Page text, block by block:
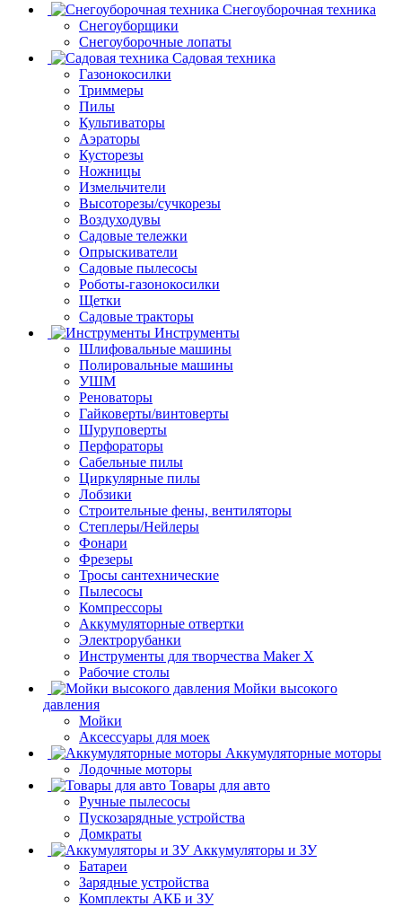
Снегоуборочная техника
Снегоуборщики
Снегоуборочные лопаты
Садовая техника
Газонокосилки
Триммеры
Пилы
Культиваторы
Аэраторы
Кусторезы
Ножницы
Измельчители
Высоторезы/сучкорезы
Воздуходувы
Садовые тележки
Опрыскиватели
Садовые пылесосы
Роботы-газонокосилки
Щетки
Садовые тракторы
Инструменты
Шлифовальные машины
Полировальные машины
УШМ
Реноваторы
Гайковерты/винтоверты
Шуруповерты
Перфораторы
Сабельные пилы
Циркулярные пилы
Лобзики
Строительные фены, вентиляторы
Степлеры/Нейлеры
Фонари
Фрезеры
Тросы сантехнические
Пылесосы
Компрессоры
Аккумуляторные отвертки
Электрорубанки
Инструменты для творчества Maker X
Рабочие столы
Мойки высокого
давления
Мойки
Аксессуары для моек
Аккумуляторные моторы
Лодочные моторы
Товары для авто
Ручные пылесосы
Пускозарядные устройства
Домкраты
Аккумуляторы и ЗУ
Батареи
Зарядные устройства
Комплекты АКБ и ЗУ